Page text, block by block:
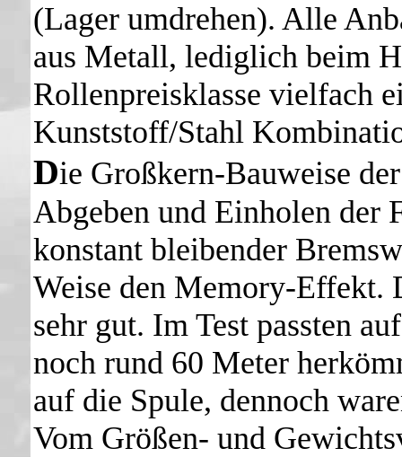
(Lager umdrehen). Alle
aus Metall, lediglich beim
Rollenpreisklasse vielfach
Kunststoff/Stahl
Die Großkern-Bauweise
Abgeben und Einholen der
konstant bleibender
Weise den Memory-Effekt.
sehr gut. Im Test passten
noch rund 60 Meter
auf die Spule, dennoch
Vom Größen- und